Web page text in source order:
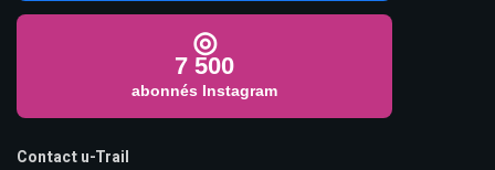
◎
7 500
abonnés Instagram
Contact u-Trail